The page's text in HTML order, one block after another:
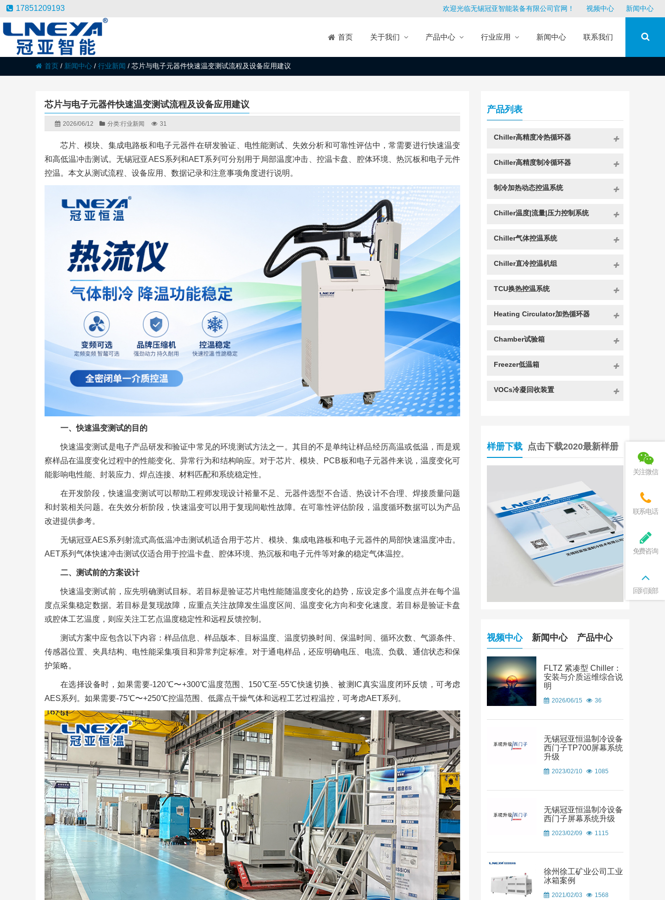
17851209193 欢迎光临无锡冠亚智能装备有限公司官网！ 视频中心 新闻中心
首页 关于我们 产品中心 行业应用 新闻中心 联系我们
首页 / 新闻中心 / 行业新闻 / 芯片与电子元器件快速温变测试流程及设备应用建议
芯片与电子元器件快速温变测试流程及设备应用建议
2026/06/12 分类:行业新闻 31
芯片、模块、集成电路板和电子元器件在研发验证、电性能测试、失效分析和可靠性评估中，常需要进行快速温变
和高低温冲击测试。无锡冠亚AES系列和AET系列可分别用于局部温度冲击、控温卡盘、腔体环境、热沉板和电子元件
控温。本文从测试流程、设备应用、数据记录和注意事项角度进行说明。
一、快速温变测试的目的
快速温变测试是电子产品研发和验证中常见的环境测试方法之一。其目的不是单纯让样品经历高温或低温，而是观
察样品在温度变化过程中的性能变化、异常行为和结构响应。对于芯片、模块、PCB板和电子元器件来说，温度变化可
能影响电性能、封装应力、焊点连接、材料匹配和系统稳定性。
在开发阶段，快速温变测试可以帮助工程师发现设计裕量不足、元器件选型不合适、热设计不合理、焊接质量问题
和封装相关问题。在失效分析阶段，快速温变可以用于复现间歇性故障。在可靠性评估阶段，温度循环数据可以为产品
改进提供参考。
无锡冠亚AES系列射流式高低温冲击测试机适合用于芯片、模块、集成电路板和电子元器件的局部快速温度冲击。
AET系列气体快速冲击测试仪适合用于控温卡盘、腔体环境、热沉板和电子元件等对象的稳定气体温控。
二、测试前的方案设计
快速温变测试前，应先明确测试目标。若目标是验证芯片电性能随温度变化的趋势，应设定多个温度点并在每个温
度点采集稳定数据。若目标是复现故障，应重点关注故障发生温度区间、温度变化方向和变化速度。若目标是验证卡盘
或腔体工艺温度，则应关注工艺点温度稳定性和远程反馈控制。
测试方案中应包含以下内容：样品信息、样品版本、目标温度、温度切换时间、保温时间、循环次数、气源条件、
传感器位置、夹具结构、电性能采集项目和异常判定标准。对于通电样品，还应明确电压、电流、负载、通信状态和保
护策略。
在选择设备时，如果需要-120℃〜+300℃温度范围、150℃至-55℃快速切换、被测IC真实温度闭环反馈，可考虑
AES系列。如果需要-75℃〜+250℃控温范围、低露点干燥气体和远程工艺过程温控，可考虑AET系列。
产品列表
Chiller高精度冷热循环器
Chiller高精度制冷循环器
制冷加热动态控温系统
Chiller温度|流量|压力控制系统
Chiller气体控温系统
Chiller直冷控温机组
TCU换热控温系统
Heating Circulator加热循环器
Chamber试验箱
Freezer低温箱
VOCs冷凝回收装置
样册下载 点击下载2020最新样册
视频中心 新闻中心 产品中心
FLTZ 紧凑型 Chiller：
安装与介质运维综合说
明
2026/06/15 36
无锡冠亚恒温制冷设备
西门子TP700屏幕系统
升级
2023/02/10 1085
无锡冠亚恒温制冷设备
西门子屏幕系统升级
2023/02/09 1115
徐州徐工矿业公司工业
冰箱案例
2021/02/03 1568
关注微信
联系电话
免费咨询
回到顶部